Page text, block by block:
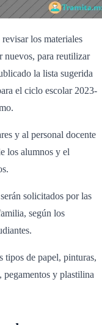
los materiales
nuevos, para reutilizar
la lista sugerida
el ciclo escolar 2023-
y al personal docente
los alumnos y el
solicitados por las
según los
tipos de papel, pinturas,
pegamentos y plastilina